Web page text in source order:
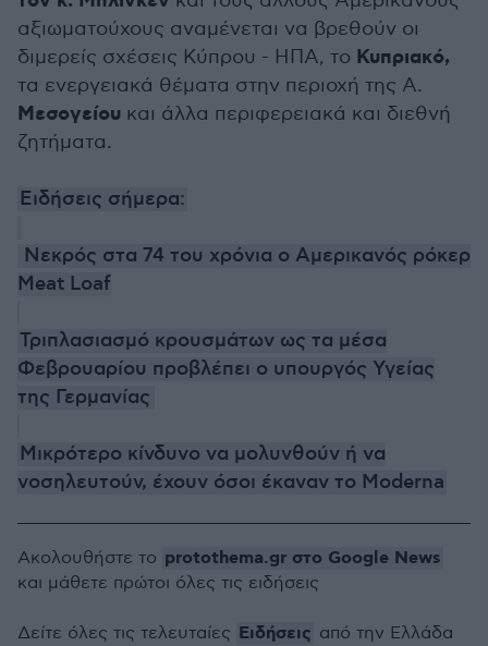
αξιωματούχους αναμένεται να βρεθούν οι
διμερείς σχέσεις Κύπρου - ΗΠΑ, το Κυπριακό,
τα ενεργειακά θέματα στην περιοχή της Α.
Μεσογείου και άλλα περιφερειακά και διεθνή
ζητήματα.
Ειδήσεις σήμερα:
Νεκρός στα 74 του χρόνια ο Αμερικανός ρόκερ
Meat Loaf
Τριπλασιασμό κρουσμάτων ως τα μέσα
Φεβρουαρίου προβλέπει ο υπουργός Υγείας
της Γερμανίας
Μικρότερο κίνδυνο να μολυνθούν ή να
νοσηλευτούν, έχουν όσοι έκαναν το Moderna
Ακολουθήστε το protothema.gr στο Google News
και μάθετε πρώτοι όλες τις ειδήσεις
Δείτε όλες τις τελευταίες Ειδήσεις από την Ελλάδα